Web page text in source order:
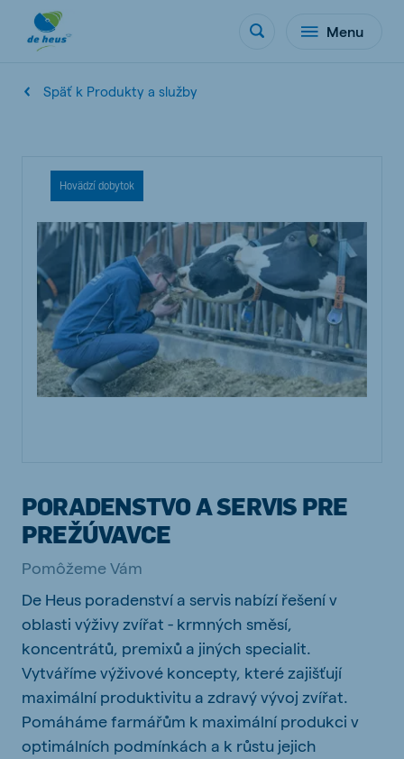
Menu
Späť k Produkty a služby
Hovädzí dobytok
PORADENSTVO A SERVIS PRE
PREŽÚVAVCE
Pomôžeme Vám
De Heus poradenství a servis nabízí řešení v
oblasti výživy zvířat - krmných směsí,
koncentrátů, premixů a jiných specialit.
Vytváříme výživové koncepty, které zajišťují
maximální produktivitu a zdravý vývoj zvířat.
Pomáháme farmářům k maximální produkci v
optimálních podmínkách a k růstu jejich